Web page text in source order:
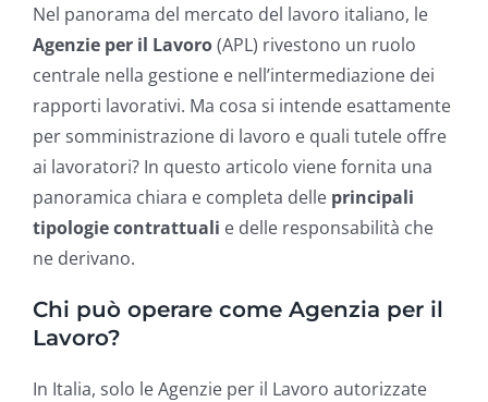
Nel panorama del mercato del lavoro italiano, le
Agenzie per il Lavoro(APL) rivestono un ruolo
centrale nella gestione e nell’intermediazione dei
rapporti lavorativi. Ma cosa si intende esattamente
per somministrazione di lavoro e quali tutele offre
ai lavoratori? In questo articolo viene fornita una
panoramica chiara e completa delle principali
tipologie contrattuali e delle responsabilità che
ne derivano.
Chi può operare come Agenzia per il
Lavoro?
In Italia, solo le Agenzie per il Lavoro autorizzate